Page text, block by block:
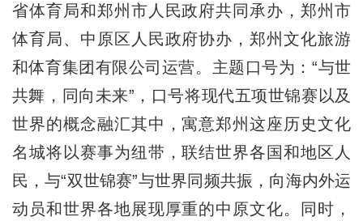
省体育局和郑州市人民政府共同承办，郑州市
体育局、中原区人民政府协办，郑州文化旅游
和体育集团有限公司运营。主题口号为：“与世
共舞，同向未来”，口号将现代五项世锦赛以及
世界的概念融汇其中，寓意郑州这座历史文化
名城将以赛事为纽带，联结世界各国和地区人
民，与“双世锦赛”与世界同频共振，向海内外运
动员和世界各地展现厚重的中原文化。同时，